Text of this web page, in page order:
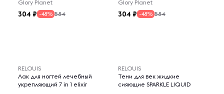
Glory Planet
304 -48% 584
Glory Planet
304 -48% 584
RELOUIS
Лак для ногтей лечебный
укрепляющий 7 in 1 elixir
RELOUIS
Тени для век жидкие
сияющие SPARKLE LIQUID